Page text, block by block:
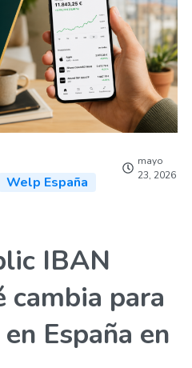
Welp España
mayo
23, 2026
IBAN
cambia para
España en